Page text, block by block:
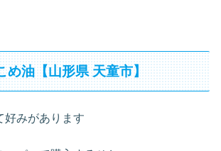
め油【山形県 天童市】
好みがあります